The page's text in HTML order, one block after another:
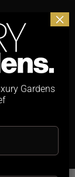
neemt
over
Gardens